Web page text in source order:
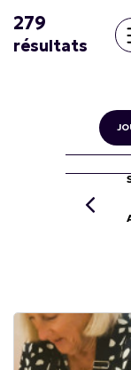
279
résultats